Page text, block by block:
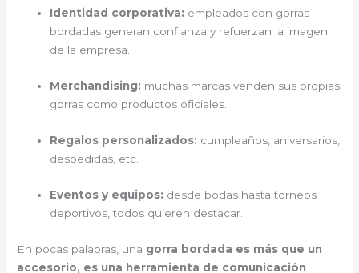
Identidad corporativa: empleados con gorras
bordadas generan confianza y refuerzan la imagen
de la empresa.
Merchandising: muchas marcas venden sus propias
gorras como productos oficiales.
Regalos personalizados: cumpleaños, aniversarios,
despedidas, etc.
Eventos y equipos: desde bodas hasta torneos
deportivos, todos quieren destacar.
En pocas palabras, una gorra bordada es más que un
accesorio, es una herramienta de comunicación